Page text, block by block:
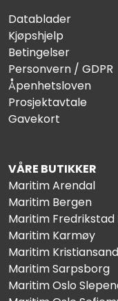
Datablader
Kjøpshjelp
Betingelser
Personvern / GDPR
Åpenhetsloven
Prosjektavtale
Gavekort
VÅRE BUTIKKER
Maritim Arendal
Maritim Bergen
Maritim Fredrikstad
Maritim Karmøy
Maritim Kristiansand
Maritim Sarpsborg
Maritim Oslo